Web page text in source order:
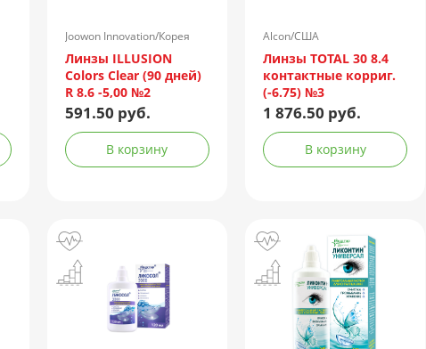
Joowon Innovation/Корея
Линзы ILLUSION
Colors Clear (90 дней)
R 8.6 -5,00 №2
591.50 руб.
В корзину
Alcon/США
Линзы TOTAL 30 8.4
контактные корриг.
(-6.75) №3
1 876.50 руб.
В корзину